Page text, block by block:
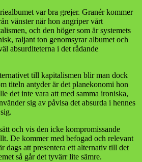
var bra grejer. Granér kommer
vänster när hon angriper vårt
och den höger som är systemets
raljant ton genomsyrar albumet och
absurditeterna i det rådande
till kapitalismen blir man dock
titeln antyder är det planekonomi hon
det inte vara att med samma ironiska,
sig av påvisa det absurda i hennes
och vis den icke kompromissande
De kommer med befogad och relevant
dags att presentera ett alternativ till det
så går det tyvärr lite sämre.